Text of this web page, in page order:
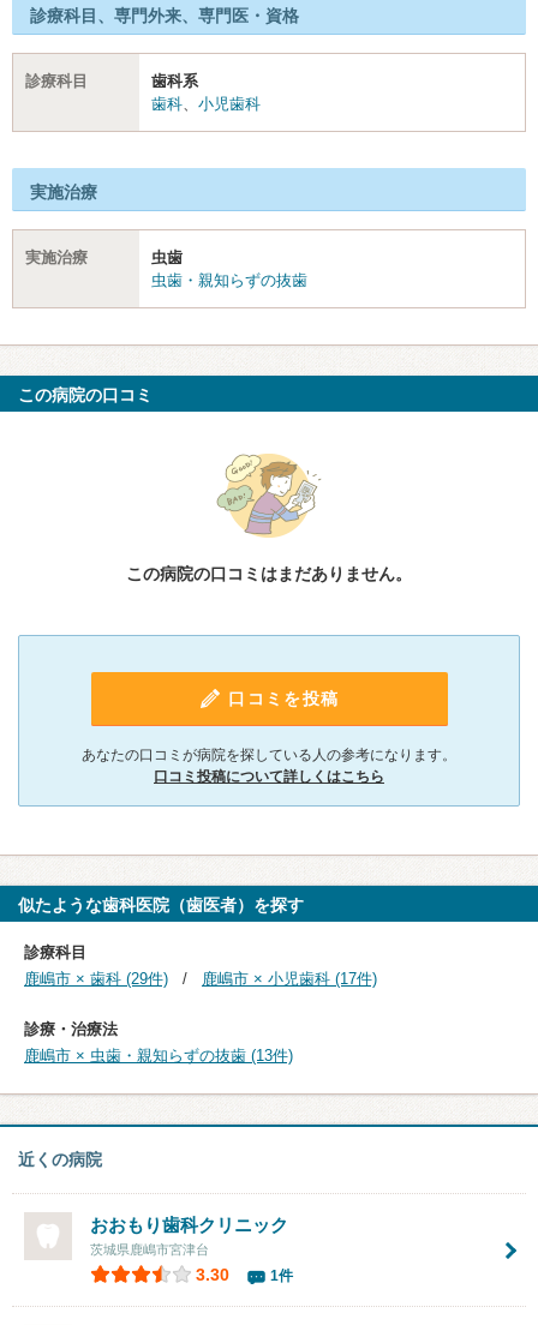
診療科目、専門外来、専門医・資格
診療科目
歯科系
歯科
小児歯科
実施治療
実施治療
虫歯
虫歯・親知らずの抜歯
この病院の口コミ
この病院の口コミはまだありません。
口コミを投稿
あなたの口コミが病院を探している人の参考になります。
口コミ投稿について詳しくはこちら
似たような歯科医院（歯医者）を探す
診療科目
鹿嶋市 × 歯科 (29件)
鹿嶋市 × 小児歯科 (17件)
診療・治療法
鹿嶋市 × 虫歯・親知らずの抜歯 (13件)
近くの病院
おおもり歯科クリニック
茨城県鹿嶋市宮津台
3.30 1件